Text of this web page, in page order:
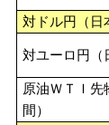
対ドル円（日
対ユーロ円（
原油ＷＴＩ先
間）